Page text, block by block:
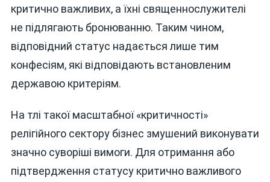
критично важливих, а їхні священнослужителі
не підлягають бронюванню. Таким чином,
відповідний статус надається лише тим
конфесіям, які відповідають встановленим
державою критеріям.
На тлі такої масштабної «критичності»
релігійного сектору бізнес змушений виконувати
значно суворіші вимоги. Для отримання або
підтвердження статусу критично важливого